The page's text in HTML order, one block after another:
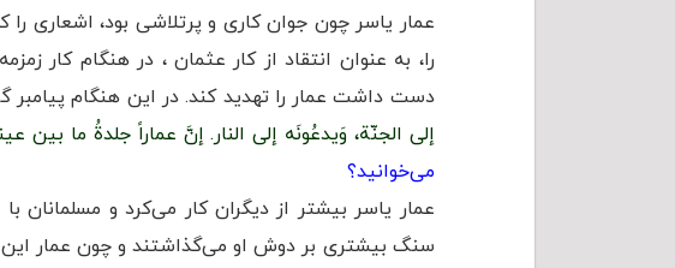
عمار یاسر چون جوان كاری و پرتلاشی بود، اشعاری را
را، به عنوان انتقاد از کار عثمان ، در هنگام
دست داشت عمار را تهدید کند. در این هنگام پیامبر
إلى الجنّة، وَیدعُونَه إلى النار. إنَّ عماراً جلدةُ ما بین
می‌خوانید؟
عمار یاسر بیشتر از دیگران كار می‌كرد و
سنگ بیشتری بر دوش او می‌گذاشتند و چون عمار این